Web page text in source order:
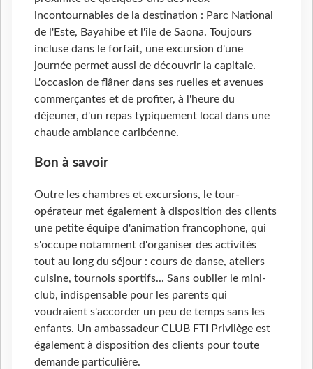
incontournables de la destination : Parc National
de l'Este, Bayahibe et l'île de Saona. Toujours
incluse dans le forfait, une excursion d'une
journée permet aussi de découvrir la capitale.
L'occasion de flâner dans ses ruelles et avenues
commerçantes et de profiter, à l'heure du
déjeuner, d'un repas typiquement local dans une
chaude ambiance caribéenne.
Bon à savoir
Outre les chambres et excursions, le tour-
opérateur met également à disposition des clients
une petite équipe d'animation francophone, qui
s'occupe notamment d'organiser des activités
tout au long du séjour : cours de danse, ateliers
cuisine, tournois sportifs... Sans oublier le mini-
club, indispensable pour les parents qui
voudraient s'accorder un peu de temps sans les
enfants. Un ambassadeur CLUB FTI Privilège est
également à disposition des clients pour toute
demande particulière.